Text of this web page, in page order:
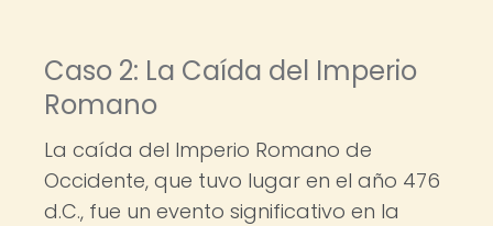
Caso 2: La Caída del Imperio
Romano
La caída del Imperio Romano de
Occidente, que tuvo lugar en el año 476
d.C., fue un evento significativo en la